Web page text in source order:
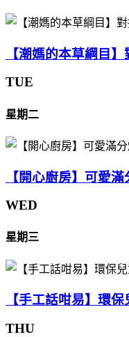
【潮媽的本草綱目
TUE
星期二
【開心廚房】可愛
WED
星期三
【手工話咁易】環
THU